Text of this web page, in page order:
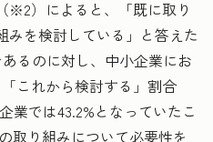
※2）によると、「既に取り
みを検討している」と答えた
るのに対し、中小企業にお
これから検討する」割合
業では43.2%となっていたこ
取り組みについて必要性を